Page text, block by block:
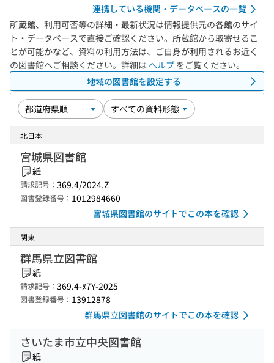
連携している機関・データベースの一覧
所蔵館、利用可否等の詳細・最新状況は情報提供元の各館のサイ
ト・データベースで直接ご確認ください。所蔵館から取寄せるこ
とが可能かなど、資料の利用方法は、ご自身が利用されるお近く
の図書館へご相談ください。詳細は ヘルプ をご覧ください。
地域の図書館を設定する
北日本
宮城県図書館
紙
請求記号： 369.4/2024.Z
図書登録番号： 1012984660
宮城県図書館のサイトでこの本を確認
関東
群馬県立図書館
紙
請求記号： 369.4-ﾇ7Y-2025
図書登録番号： 13912878
群馬県立図書館のサイトでこの本を確認
さいたま市立中央図書館
紙